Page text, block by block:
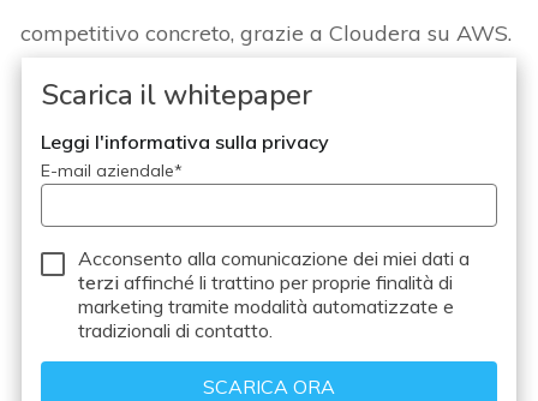
competitivo concreto, grazie a Cloudera su AWS.
Scarica il whitepaper
Leggi l'informativa sulla privacy
E-mail aziendale*
Acconsento alla comunicazione dei miei dati a
terzi affinché li trattino per proprie finalità di
marketing tramite modalità automatizzate e
tradizionali di contatto.